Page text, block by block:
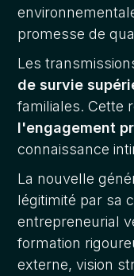
promesse de
Les
de survie
familiales. Cette
l'engagement
connaissance
La nouvelle
légitimité par sa
entrepreneurial
formation
externe, vision